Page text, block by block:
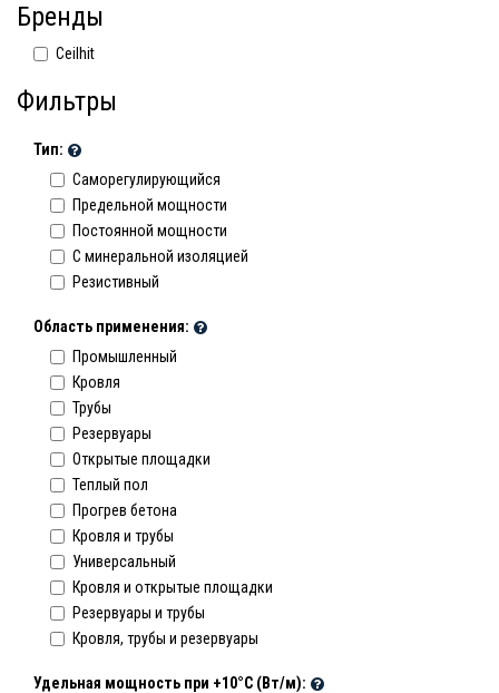
Бренды
Ceilhit
Фильтры
Тип:
Саморегулирующийся
Предельной мощности
Постоянной мощности
C минеральной изоляцией
Резистивный
Область применения:
Промышленный
Кровля
Трубы
Резервуары
Открытые площадки
Теплый пол
Прогрев бетона
Кровля и трубы
Универсальный
Кровля и открытые площадки
Резервуары и трубы
Кровля, трубы и резервуары
Удельная мощность при +10°С (Вт/м):